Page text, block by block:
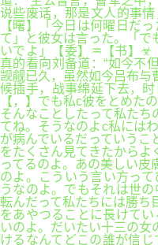
说些废话，那是文人的事
【曙】「今日は何曜日だ
て」と彼女は言った。「で
いでよ」【委】♒【书】
真的看向刘备道：“如今不
觊觎已久，虽然如今吕布与
候插手，战事绵延下去，
【，】でも私c彼をとめた
そんなことしたって私たち
てね。そうなのよc私には
が病んでいるだっていうこ
をたくさん見てきたからよ
ってるのよ。あの美しい皮
のよ。こういう言い方っ
うなのよ。でもそれは世
転んだって私たちには勝ち
をあやつることに長けて
いのよ。だいたい十三の
けるなんてどこの誰が信